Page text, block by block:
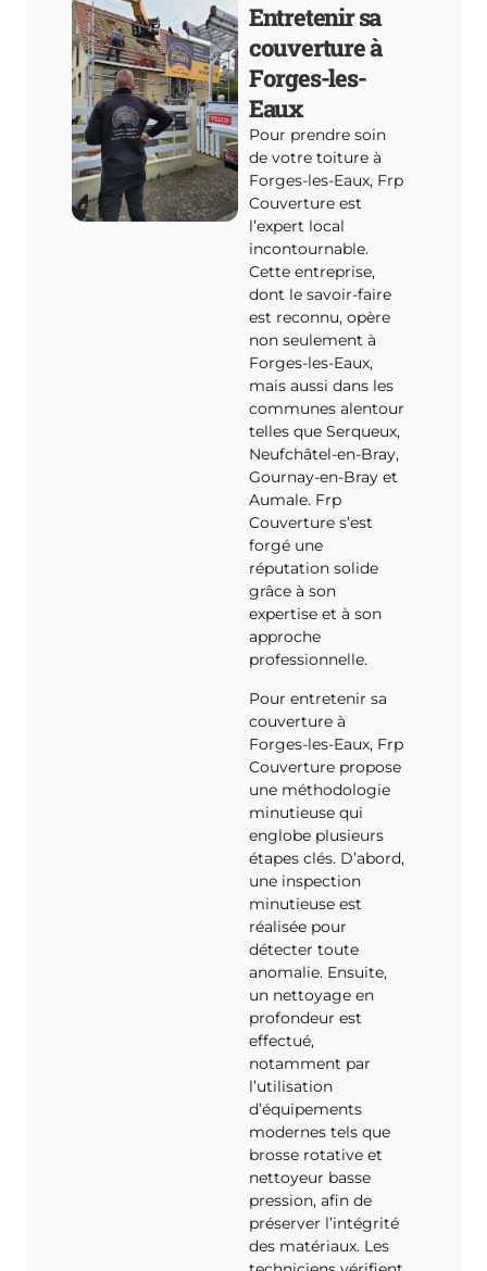
Entretenir sa
couverture à
Forges-les-
Eaux
Pour prendre soin
de votre toiture à
Forges-les-Eaux, Frp
Couverture est
l’expert local
incontournable.
Cette entreprise,
dont le savoir-faire
est reconnu, opère
non seulement à
Forges-les-Eaux,
mais aussi dans les
communes alentour
telles que Serqueux,
Neufchâtel-en-Bray,
Gournay-en-Bray et
Aumale. Frp
Couverture s’est
forgé une
réputation solide
grâce à son
expertise et à son
approche
professionnelle.
Pour entretenir sa
couverture à
Forges-les-Eaux, Frp
Couverture propose
une méthodologie
minutieuse qui
englobe plusieurs
étapes clés. D’abord,
une inspection
minutieuse est
réalisée pour
détecter toute
anomalie. Ensuite,
un nettoyage en
profondeur est
effectué,
notamment par
l’utilisation
d’équipements
modernes tels que
brosse rotative et
nettoyeur basse
pression, afin de
préserver l’intégrité
des matériaux. Les